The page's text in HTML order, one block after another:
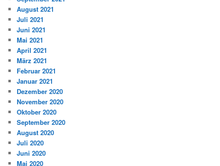
August 2021
Juli 2021
Juni 2021
Mai 2021
April 2021
März 2021
Februar 2021
Januar 2021
Dezember 2020
November 2020
Oktober 2020
September 2020
August 2020
Juli 2020
Juni 2020
Mai 2020